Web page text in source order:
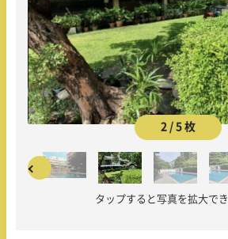
2 / 5 枚
タップすると写真を拡大でき